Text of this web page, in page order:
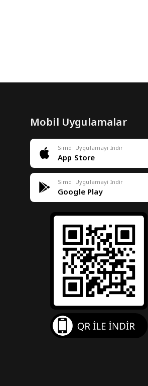
Mobil Uygulamalar
Simdi Uygulamayi Indir
App Store
Simdi Uygulamayi Indir
Google Play